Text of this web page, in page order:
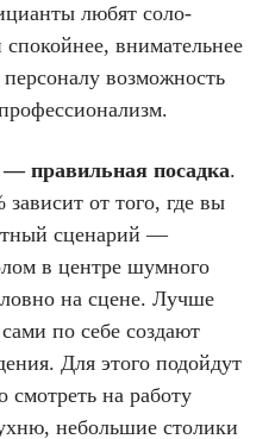
любят соло-
спокойнее, внимательнее
возможность
—правильная посадка.
от того, где вы
сценарий —
в центре шумного
на сцене. Лучше
по себе создают
Для этого подойдут
смотреть на работу
небольшие столики